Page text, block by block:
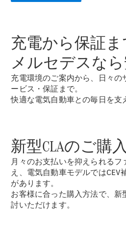
オンライン
ショールー
ム
認定中古車
フェア・イ
ベント キャ
ンペーン
ファイナン
ス(リース/
ローン)
法人のお客
充電から保証ま
メルセデスなら
充電環境のご案内から、日々の
ービス・保証まで。
快適な電気自動車との毎日を支
新型CLAのご購
月々のお支払いを抑えられるフ
え、電気自動車モデルではCEV
があります。
お客様に合った購入方法で、新
討いただけます。